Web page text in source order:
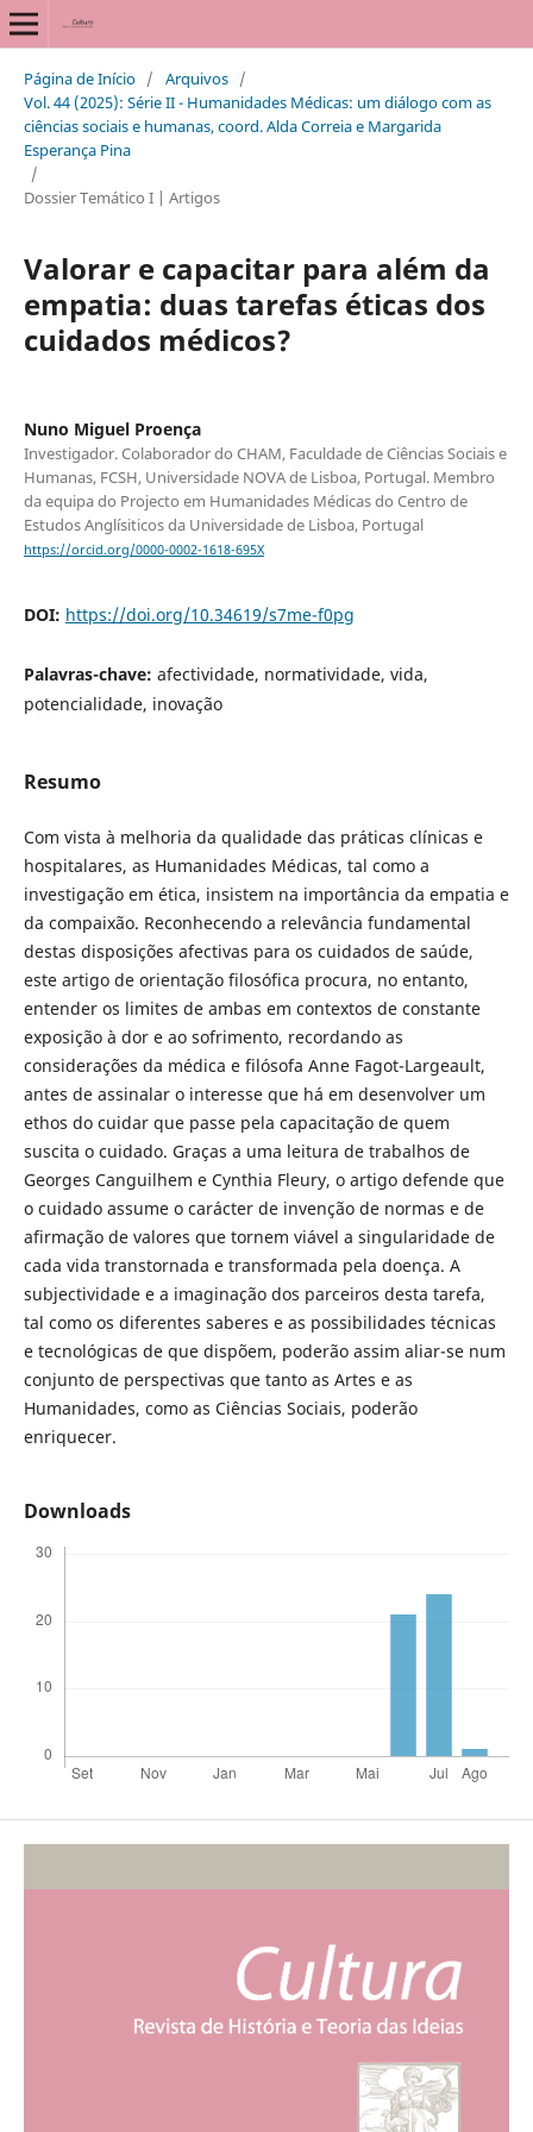
Página de Início / Arquivos /
Vol. 44 (2025): Série II - Humanidades Médicas: um diálogo com as
ciências sociais e humanas, coord. Alda Correia e Margarida
Esperança Pina
/
Dossier Temático I | Artigos
Valorar e capacitar para além da
empatia: duas tarefas éticas dos
cuidados médicos?
Nuno Miguel Proença
Investigador. Colaborador do CHAM, Faculdade de Ciências Sociais e
Humanas, FCSH, Universidade NOVA de Lisboa, Portugal. Membro
da equipa do Projecto em Humanidades Médicas do Centro de
Estudos Anglísiticos da Universidade de Lisboa, Portugal
https://orcid.org/0000-0002-1618-695X
DOI: https://doi.org/10.34619/s7me-f0pg
Palavras-chave: afectividade, normatividade, vida,
potencialidade, inovação
Resumo
Com vista à melhoria da qualidade das práticas clínicas e
hospitalares, as Humanidades Médicas, tal como a
investigação em ética, insistem na importância da empatia e
da compaixão. Reconhecendo a relevância fundamental
destas disposições afectivas para os cuidados de saúde,
este artigo de orientação filosófica procura, no entanto,
entender os limites de ambas em contextos de constante
exposição à dor e ao sofrimento, recordando as
considerações da médica e filósofa Anne Fagot-Largeault,
antes de assinalar o interesse que há em desenvolver um
ethos do cuidar que passe pela capacitação de quem
suscita o cuidado. Graças a uma leitura de trabalhos de
Georges Canguilhem e Cynthia Fleury, o artigo defende que
o cuidado assume o carácter de invenção de normas e de
afirmação de valores que tornem viável a singularidade de
cada vida transtornada e transformada pela doença. A
subjectividade e a imaginação dos parceiros desta tarefa,
tal como os diferentes saberes e as possibilidades técnicas
e tecnológicas de que dispõem, poderão assim aliar-se num
conjunto de perspectivas que tanto as Artes e as
Humanidades, como as Ciências Sociais, poderão
enriquecer.
Downloads